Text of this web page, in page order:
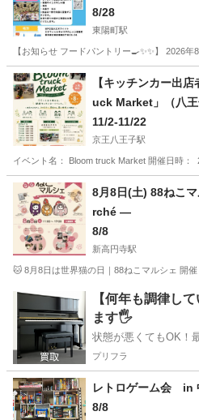
8/28
東陽町駅
【お知らせ フードパントリー🍳✨✨】
東京 江東区 東陽町駅 地域/お祭
【キッチンカー出
uck Market」（八王
11/2-11/22
京王八王子駅
イベント名： Bloom truck Market 開催日時
東京 八王子市 京王八王子駅
8月8日(土) 88ねこ
rché —
8/8
新高円寺駅
🐱 8月8日は世界猫の日｜88ねこマルシェ 開
東京 杉並区 新高円寺駅 地域/お
【何年も調律し
ます🖐️
状態が悪くてもOK！
プリフラ
レトロゲーム会 in
8/8